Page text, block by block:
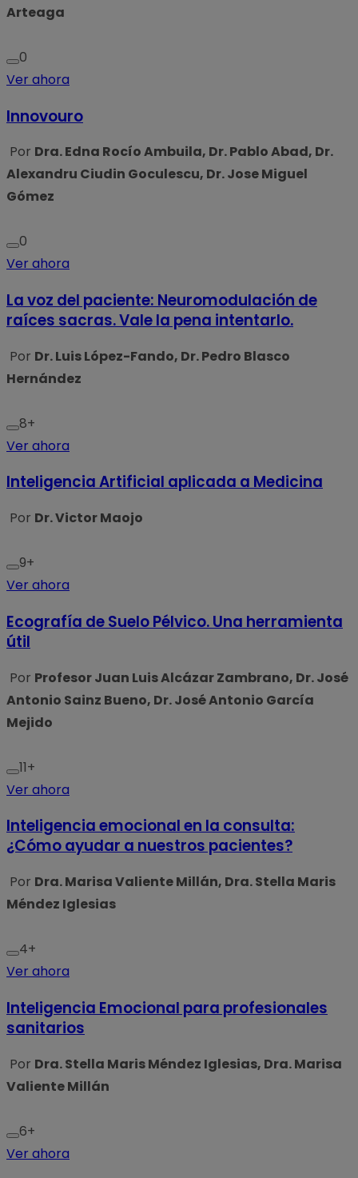
Arteaga
0
Ver ahora
Innovouro
Por Dra. Edna Rocío Ambuila, Dr. Pablo Abad, Dr.
Alexandru Ciudin Goculescu, Dr. Jose Miguel
Gómez
0
Ver ahora
La voz del paciente: Neuromodulación de
raíces sacras. Vale la pena intentarlo.
Por Dr. Luis López-Fando, Dr. Pedro Blasco
Hernández
8+
Ver ahora
Inteligencia Artificial aplicada a Medicina
Por Dr. Victor Maojo
9+
Ver ahora
Ecografía de Suelo Pélvico. Una herramienta
útil
Por Profesor Juan Luis Alcázar Zambrano, Dr. José
Antonio Sainz Bueno, Dr. José Antonio García
Mejido
11+
Ver ahora
Inteligencia emocional en la consulta:
¿Cómo ayudar a nuestros pacientes?
Por Dra. Marisa Valiente Millán, Dra. Stella Maris
Méndez Iglesias
4+
Ver ahora
Inteligencia Emocional para profesionales
sanitarios
Por Dra. Stella Maris Méndez Iglesias, Dra. Marisa
Valiente Millán
6+
Ver ahora